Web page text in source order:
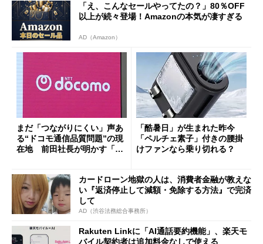
「え、こんなセールやってたの？」80％OFF
以上が続々登場！Amazonの本気が凄すぎる
AD（Amazon）
まだ「つながりにくい」声あ
る“ドコモ通信品質問題”の現
在地 前田社長が明かす「道
「酷暑日」が生まれた昨今
「ペルチェ素子」付きの腰掛
けファンなら乗り切れる？
カードローン地獄の人は、消費者金融が教えな
い『返済停止して減額・免除する方法』で完済
して
AD（渋谷法務総合事務所）
Rakuten Linkに「AI通話要約機能」、楽天モ
バイル契約者は追加料金なしで使える